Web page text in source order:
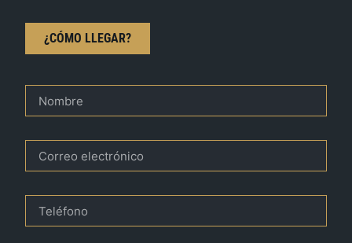
¿CÓMO LLEGAR?